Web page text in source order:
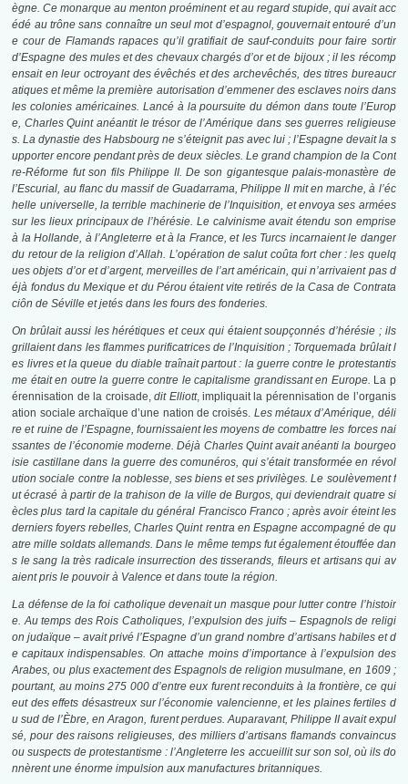
ègne. Ce monarque au menton proéminent et au regard stupide, qui avait acc
édé au trône sans connaître un seul mot d’espagnol, gouvernait entouré d’un
e cour de Flamands rapaces qu’il gratifiait de sauf-conduits pour faire sortir
d’Espagne des mules et des chevaux chargés d’or et de bijoux ; il les récomp
ensait en leur octroyant des évêchés et des archevêchés, des titres bureaucr
atiques et même la première autorisation d’emmener des esclaves noirs dans
les colonies américaines. Lancé à la poursuite du démon dans toute l’Europ
e, Charles Quint anéantit le trésor de l’Amérique dans ses guerres religieuse
s. La dynastie des Habsbourg ne s’éteignit pas avec lui ; l’Espagne devait la s
upporter encore pendant près de deux siècles. Le grand champion de la Cont
re-Réforme fut son fils Philippe II. De son gigantesque palais-monastère de
l’Escurial, au flanc du massif de Guadarrama, Philippe II mit en marche, à l’éc
helle universelle, la terrible machinerie de l’Inquisition, et envoya ses armées
sur les lieux principaux de l’hérésie. Le calvinisme avait étendu son emprise
à la Hollande, à l’Angleterre et à la France, et les Turcs incarnaient le danger
du retour de la religion d’Allah. L’opération de salut coûta fort cher : les quelq
ues objets d’or et d’argent, merveilles de l’art américain, qui n’arrivaient pas d
éjà fondus du Mexique et du Pérou étaient vite retirés de la Casa de Contrata
ciôn de Séville et jetés dans les fours des fonderies.
On brûlait aussi les hérétiques et ceux qui étaient soupçonnés d’hérésie ; ils
grillaient dans les flammes purificatrices de l’Inquisition ; Torquemada brûlait l
es livres et la queue du diable traînait partout : la guerre contre le protestantis
me était en outre la guerre contre le capitalisme grandissant en Europe. La p
érennisation de la croisade,dit Elliott, impliquait la pérennisation de l’organis
ation sociale archaïque d’une nation de croisés. Les métaux d’Amérique, déli
re et ruine de l’Espagne, fournissaient les moyens de combattre les forces nai
ssantes de l’économie moderne. Déjà Charles Quint avait anéanti la bourgeo
isie castillane dans la guerre des comunéros, qui s’était transformée en révol
ution sociale contre la noblesse, ses biens et ses privilèges. Le soulèvement f
ut écrasé à partir de la trahison de la ville de Burgos, qui deviendrait quatre si
ècles plus tard la capitale du général Francisco Franco ; après avoir éteint les
derniers foyers rebelles, Charles Quint rentra en Espagne accompagné de qu
atre mille soldats allemands. Dans le même temps fut également étouffée dan
s le sang la très radicale insurrection des tisserands, fileurs et artisans qui av
aient pris le pouvoir à Valence et dans toute la région.
La défense de la foi catholique devenait un masque pour lutter contre l’histoir
e. Au temps des Rois Catholiques, l’expulsion des juifs – Espagnols de religi
on judaïque – avait privé l’Espagne d’un grand nombre d’artisans habiles et d
e capitaux indispensables. On attache moins d’importance à l’expulsion des
Arabes, ou plus exactement des Espagnols de religion musulmane, en 1609 ;
pourtant, au moins 275 000 d’entre eux furent reconduits à la frontière, ce qui
eut des effets désastreux sur l’économie valencienne, et les plaines fertiles d
u sud de l’Èbre, en Aragon, furent perdues. Auparavant, Philippe II avait expul
sé, pour des raisons religieuses, des milliers d’artisans flamands convaincus
ou suspects de protestantisme : l’Angleterre les accueillit sur son sol, où ils do
nnèrent une énorme impulsion aux manufactures britanniques.